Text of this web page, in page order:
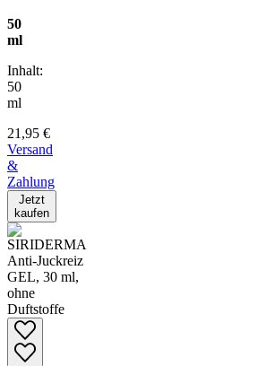
50
ml
Inhalt:
50
ml
21,95 €
Versand
&
Zahlung
Jetzt
kaufen